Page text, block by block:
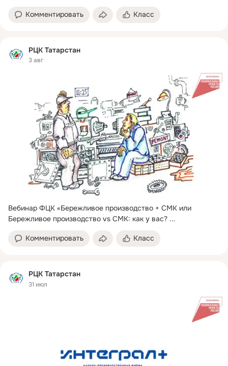
Комментировать Класс
РЦК Татарстан
3 авг
Вебинар ФЦК «Бережливое производство + СМК или
Бережливое производство vs СМК: как у вас? ...
Комментировать Класс
РЦК Татарстан
31 июл